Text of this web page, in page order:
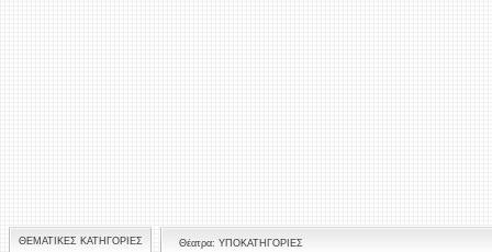
ΘΕΜΑΤΙΚΕΣ ΚΑΤΗΓΟΡΙΕΣ Θέατρα: ΥΠΟΚΑΤΗΓΟΡΙΕΣ